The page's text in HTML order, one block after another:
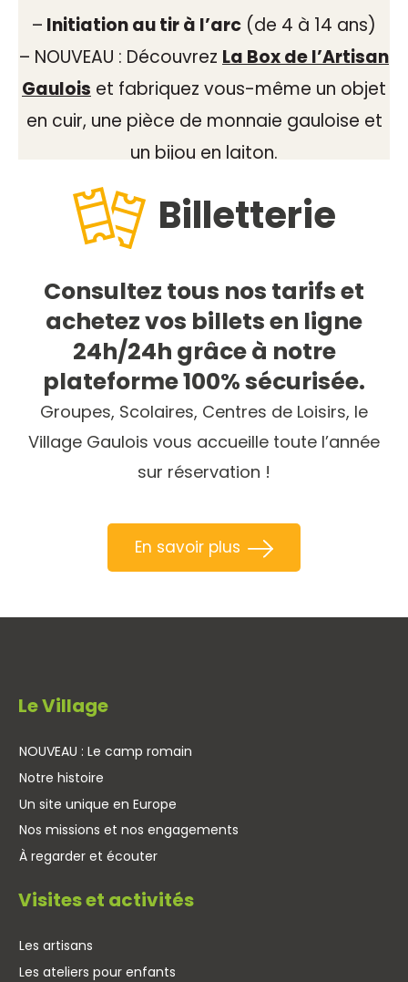
– Initiation au tir à l’arc (de 4 à 14 ans)
– NOUVEAU : Découvrez La Box de l’Artisan
Gaulois et fabriquez vous-même un objet
en cuir, une pièce de monnaie gauloise et
un bijou en laiton.
Billetterie
Consultez tous nos tarifs et
achetez vos billets en ligne
24h/24h grâce à notre
plateforme 100% sécurisée.
Groupes, Scolaires, Centres de Loisirs, le
Village Gaulois vous accueille toute l’année
sur réservation !
En savoir plus
Le Village
NOUVEAU : Le camp romain
Notre histoire
Un site unique en Europe
Nos missions et nos engagements
À regarder et écouter
Visites et activités
Les artisans
Les ateliers pour enfants